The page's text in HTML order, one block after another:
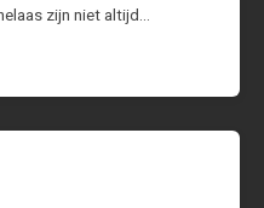
zijn niet altijd…